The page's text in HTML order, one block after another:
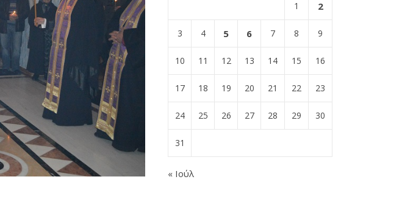
1 2
3 4 5 6 7 8 9
10 11 12 13 14 15 16
17 18 19 20 21 22 23
24 25 26 27 28 29 30
31
« Ιούλ